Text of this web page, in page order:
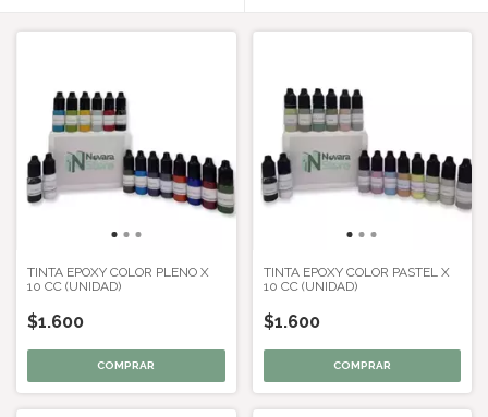
TINTA EPOXY COLOR PLENO X
10 CC (UNIDAD)
$1.600
COMPRAR
TINTA EPOXY COLOR PASTEL X
10 CC (UNIDAD)
$1.600
COMPRAR